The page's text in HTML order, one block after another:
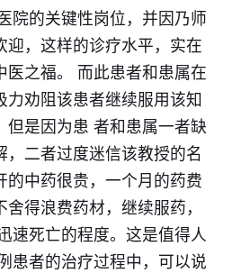
院的关键性岗位，并因乃师
迎，这样的诊疗水平，实在
医之福。 而此患者和患属在
力劝阻该患者继续服用该知
但是因为患 者和患属一者缺
，二者过度迷信该教授的名
的中药很贵，一个月的药费
得浪费药材，继续服药，
速死亡的程度。这是值得人
患者的治疗过程中，可以说